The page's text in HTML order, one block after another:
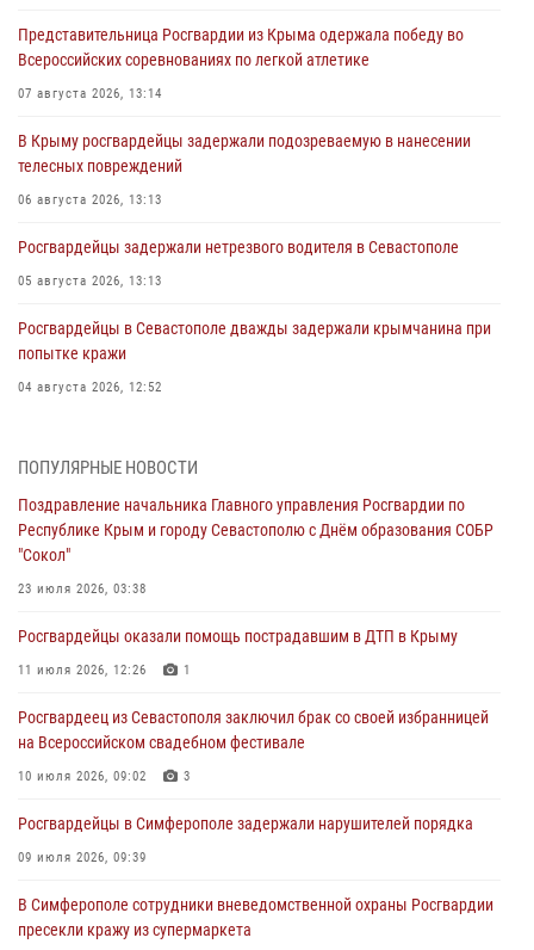
Представительница Росгвардии из Крыма одержала победу во
Всероссийских соревнованиях по легкой атлетике
07 августа 2026, 13:14
В Крыму росгвардейцы задержали подозреваемую в нанесении
телесных повреждений
06 августа 2026, 13:13
Росгвардейцы задержали нетрезвого водителя в Севастополе
05 августа 2026, 13:13
Росгвардейцы в Севастополе дважды задержали крымчанина при
попытке кражи
04 августа 2026, 12:52
мужчину
Росгвардия в Крыму и Севастополе задержала ряд
правонарушителей
03 августа 2026, 14:08
В Симферополе росгвардейцы задержали гражданина,
подозреваемого в совершении серии краж
Росгвардейцы оперативно задержали нарушителя на охраняемом
объекте в Севастополе
ПОПУЛЯРНЫЕ НОВОСТИ
Поздравление начальника Главного управления Росгвардии по
Республике Крым и городу Севастополю с Днём образования СОБР
"Сокол"
23 июля 2026, 03:38
Росгвардейцы оказали помощь пострадавшим в ДТП в Крыму
11 июля 2026, 12:26 1
Росгвардеец из Севастополя заключил брак со своей избранницей
на Всероссийском свадебном фестивале
10 июля 2026, 09:02 3
Росгвардейцы в Симферополе задержали нарушителей порядка
09 июля 2026, 09:39
В Симферополе сотрудники вневедомственной охраны Росгвардии
пресекли кражу из супермаркета